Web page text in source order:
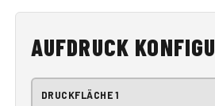
AUFDRUCK
DRUCKFLÄCHE 1